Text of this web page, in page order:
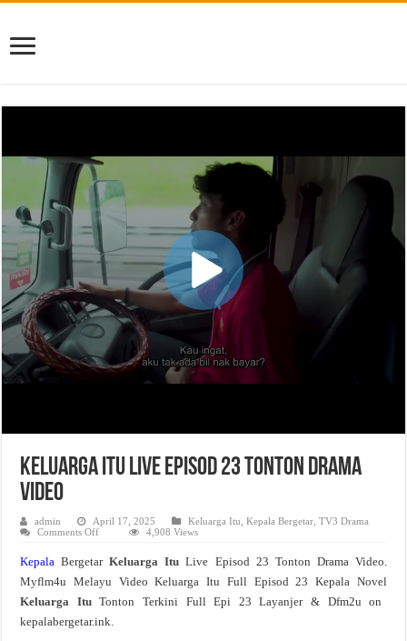
Keluarga Itu Live Episod 23 Tonton Drama
Video
admin April 17, 2025 Keluarga Itu ,Kepala Bergetar ,TV3 Drama
Comments Offon
Live
23
Tonton
Drama
Video
4,908 Views
Kepala BergetarKeluarga ItuLive Episod 23 Tonton Drama Video.
Myflm4u Melayu Video Keluarga Itu Full Episod 23 Kepala Novel
Keluarga ItuTonton Terkini Full Epi 23 Layanjer & Dfm2u on
kepalabergetar.ink.